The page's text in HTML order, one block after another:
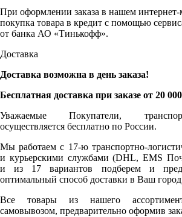
При оформлении заказа в нашем интернет-
покупка товара в кредит с помощью
от банка АО «Тинькофф».
Доставка
Доставка возможна в день заказа!
Бесплатная доставка при заказе от 20
Уважаемые Покупатели,
осуществляется бесплатно по России.
Мы работаем с 17-ю транспортно-
и курьерскими службами (DHL, EMS
и из 17 вариантов подберем и
оптимальный способ доставки в Ваш
Все товары из нашего
самовывозом, предварительно оформив